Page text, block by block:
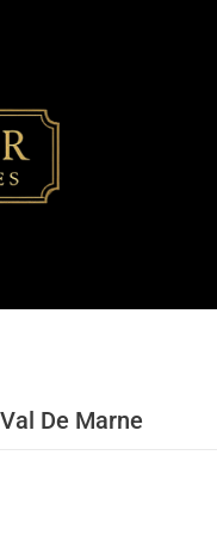
De Marne